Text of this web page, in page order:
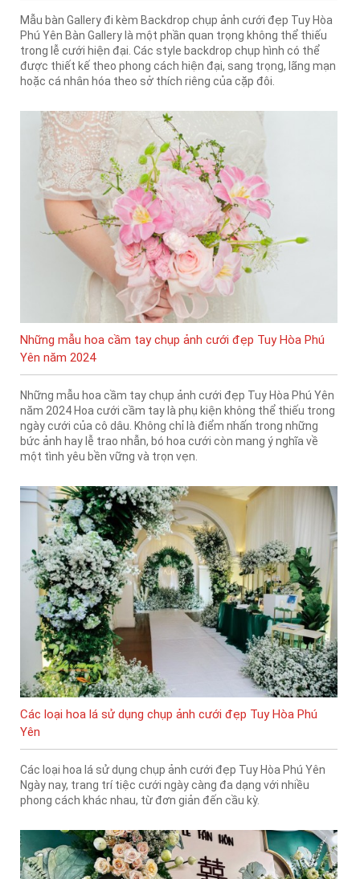
Mẫu bàn Gallery đi kèm Backdrop chụp ảnh cưới đẹp Tuy Hòa
Phú Yên Bàn Gallery là một phần quan trọng không thể thiếu
trong lễ cưới hiện đại. Các style backdrop chụp hình có thể
được thiết kế theo phong cách hiện đại, sang trọng, lãng mạn
hoặc cá nhân hóa theo sở thích riêng của cặp đôi.
Những mẫu hoa cầm tay chụp ảnh cưới đẹp Tuy Hòa Phú
Yên năm 2024
Những mẫu hoa cầm tay chụp ảnh cưới đẹp Tuy Hòa Phú Yên
năm 2024 Hoa cưới cầm tay là phụ kiện không thể thiếu trong
ngày cưới của cô dâu. Không chỉ là điểm nhấn trong những
bức ảnh hay lễ trao nhẫn, bó hoa cưới còn mang ý nghĩa về
một tình yêu bền vững và trọn vẹn.
Các loại hoa lá sử dụng chụp ảnh cưới đẹp Tuy Hòa Phú
Yên
Các loại hoa lá sử dụng chụp ảnh cưới đẹp Tuy Hòa Phú Yên
Ngày nay, trang trí tiệc cưới ngày càng đa dạng với nhiều
phong cách khác nhau, từ đơn giản đến cầu kỳ.